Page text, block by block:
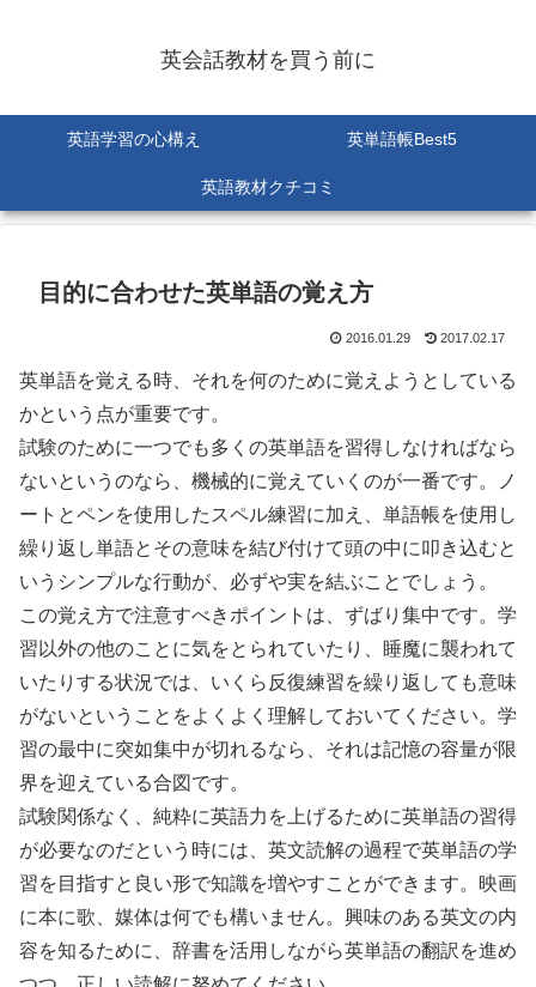
英会話教材を買う前に
英語学習の心構え 英単語帳Best5
英語教材クチコミ
目的に合わせた英単語の覚え方
2016.01.29 2017.02.17
英単語を覚える時、それを何のために覚えようとしている
かという点が重要です。
試験のために一つでも多くの英単語を習得しなければなら
ないというのなら、機械的に覚えていくのが一番です。ノ
ートとペンを使用したスペル練習に加え、単語帳を使用し
繰り返し単語とその意味を結び付けて頭の中に叩き込むと
いうシンプルな行動が、必ずや実を結ぶことでしょう。
この覚え方で注意すべきポイントは、ずばり集中です。学
習以外の他のことに気をとられていたり、睡魔に襲われて
いたりする状況では、いくら反復練習を繰り返しても意味
がないということをよくよく理解しておいてください。学
習の最中に突如集中が切れるなら、それは記憶の容量が限
界を迎えている合図です。
試験関係なく、純粋に英語力を上げるために英単語の習得
が必要なのだという時には、英文読解の過程で英単語の学
習を目指すと良い形で知識を増やすことができます。映画
に本に歌、媒体は何でも構いません。興味のある英文の内
容を知るために、辞書を活用しながら英単語の翻訳を進め